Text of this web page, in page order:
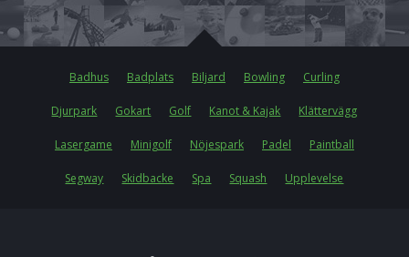
Badhus Badplats Biljard Bowling Curling
Djurpark Gokart Golf Kanot & Kajak Klättervägg
Lasergame Minigolf Nöjespark Padel Paintball
Segway Skidbacke Spa Squash Upplevelse